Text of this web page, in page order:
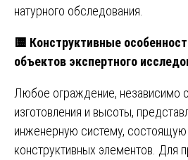
натурного обследования.
🟨 Конструктивные
объектов экспертного
Любое ограждение, независимо
изготовления и высоты,
инженерную систему, состоящую
конструктивных элементов. Для